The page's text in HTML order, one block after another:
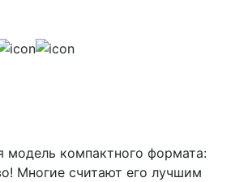
модель компактного формата:
Многие считают его лучшим